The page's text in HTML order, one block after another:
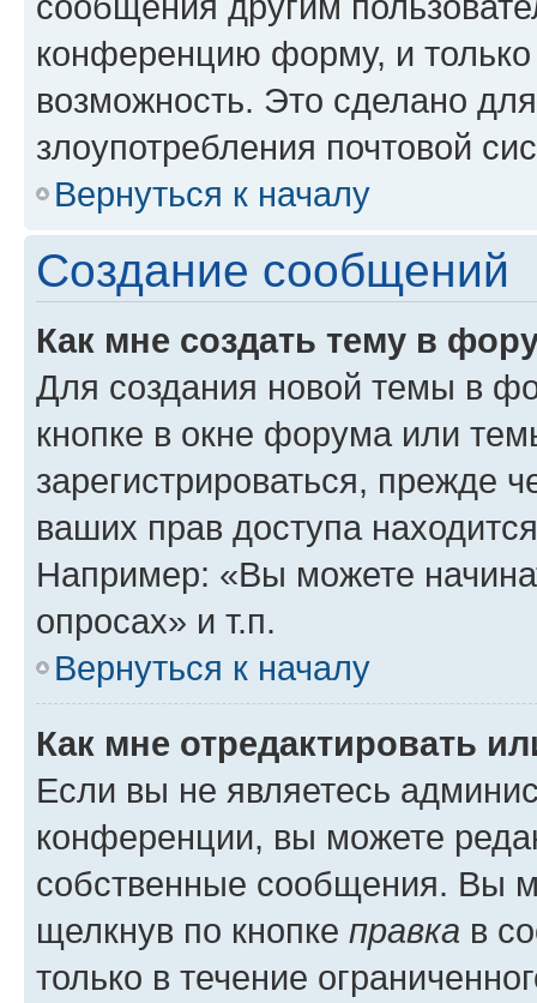
конференцию форму, и
возможность. Это сделано
злоупотребления почтовой
Вернуться к началу
Создание сообщений
Как мне создать тему в
Для создания новой темы в
кнопке в окне форума или
зарегистрироваться, прежде
ваших прав доступа
Например: «Вы можете
опросах» и т.п.
Вернуться к началу
Как мне отредактировать
Если вы не являетесь
конференции, вы можете
собственные сообщения. Вы
щелкнув по кнопке правка в
только в течение